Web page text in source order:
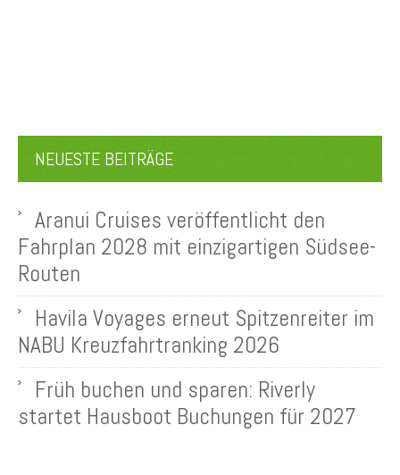
NEUESTE BEITRÄGE
Aranui Cruises veröffentlicht den
Fahrplan 2028 mit einzigartigen Südsee-
Routen
Havila Voyages erneut Spitzenreiter im
NABU Kreuzfahrtranking 2026
Früh buchen und sparen: Riverly
startet Hausboot Buchungen für 2027